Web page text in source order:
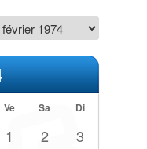
Ve Sa Di
1 2 3